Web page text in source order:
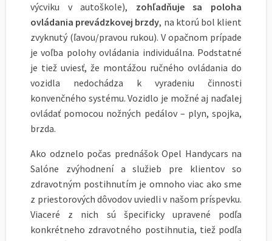
výcviku v autoškole), zohľadňuje sa poloha
ovládania prevádzkovej brzdy, na ktorú bol klient
zvyknutý (ľavou/pravou rukou). V opačnom prípade
je voľba polohy ovládania individuálna. Podstatné
je tiež uviesť, že montážou ručného ovládania do
vozidla nedochádza k vyradeniu činnosti
konvenčného systému. Vozidlo je možné aj naďalej
ovládať pomocou nožných pedálov – plyn, spojka,
brzda.
Ako odznelo počas prednášok Opel Handycars na
Salóne zvýhodnení a služieb pre klientov so
zdravotným postihnutím je omnoho viac ako sme
z priestorových dôvodov uviedli v našom príspevku.
Viaceré z nich sú špecificky upravené podľa
konkrétneho zdravotného postihnutia, tiež podľa